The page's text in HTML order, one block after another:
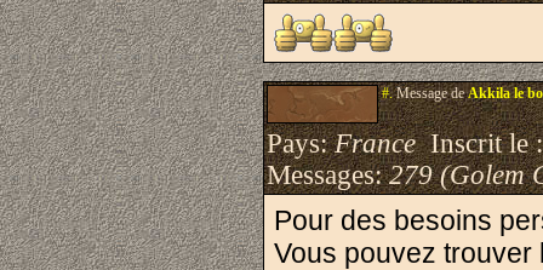
#.Message deAkkila le
Pays:FranceInscrit le
Messages:279 (Golem
Pour des besoins
Vous pouvez